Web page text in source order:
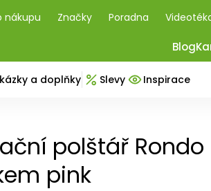
nákupu Značky Poradna
Blog
a doplňky Slevy Inspirace
polštář Rondo
pink